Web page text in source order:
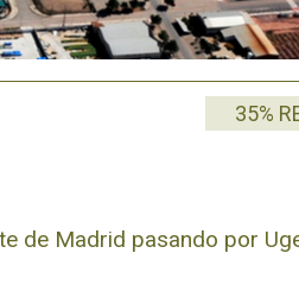
35%
de Madrid pasando por